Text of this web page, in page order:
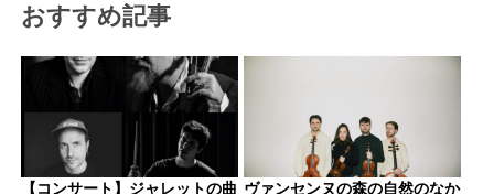
おすすめ記事
【コンサート】ジャレットの曲 ヴァンセンヌの森の自然のなか